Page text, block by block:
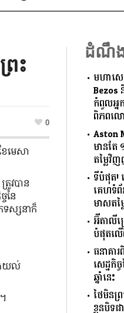
រះ
0
ែមេសា
រូវបាន
នៃ
ទស្សនាក៏
ងយល់
ដំណឹង
មហាសេ
Bezos
កំពូលអ្
ពិភពល
Aston
មានត
តម្លៃវិ
ទីបំផុត!
គេហទំព័
មាសតម្
អ៊ីតាលី
បំផុតល
ធនាគា
សេដ្ឋកិ
ឆ្នាំនេះ
ថៃមិនព្
ខ្លួនបិទ